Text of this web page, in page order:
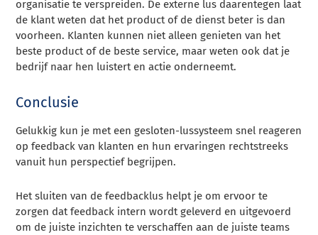
organisatie te verspreiden. De externe lus daarentegen laat
de klant weten dat het product of de dienst beter is dan
voorheen. Klanten kunnen niet alleen genieten van het
beste product of de beste service, maar weten ook dat je
bedrijf naar hen luistert en actie onderneemt.
Conclusie
Gelukkig kun je met een gesloten-lussysteem snel reageren
op feedback van klanten en hun ervaringen rechtstreeks
vanuit hun perspectief begrijpen.
Het sluiten van de feedbacklus helpt je om ervoor te
zorgen dat feedback intern wordt geleverd en uitgevoerd
om de juiste inzichten te verschaffen aan de juiste teams